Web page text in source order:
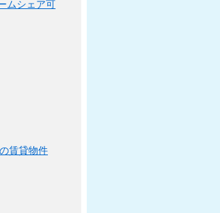
ムシェア可
賃貸物件